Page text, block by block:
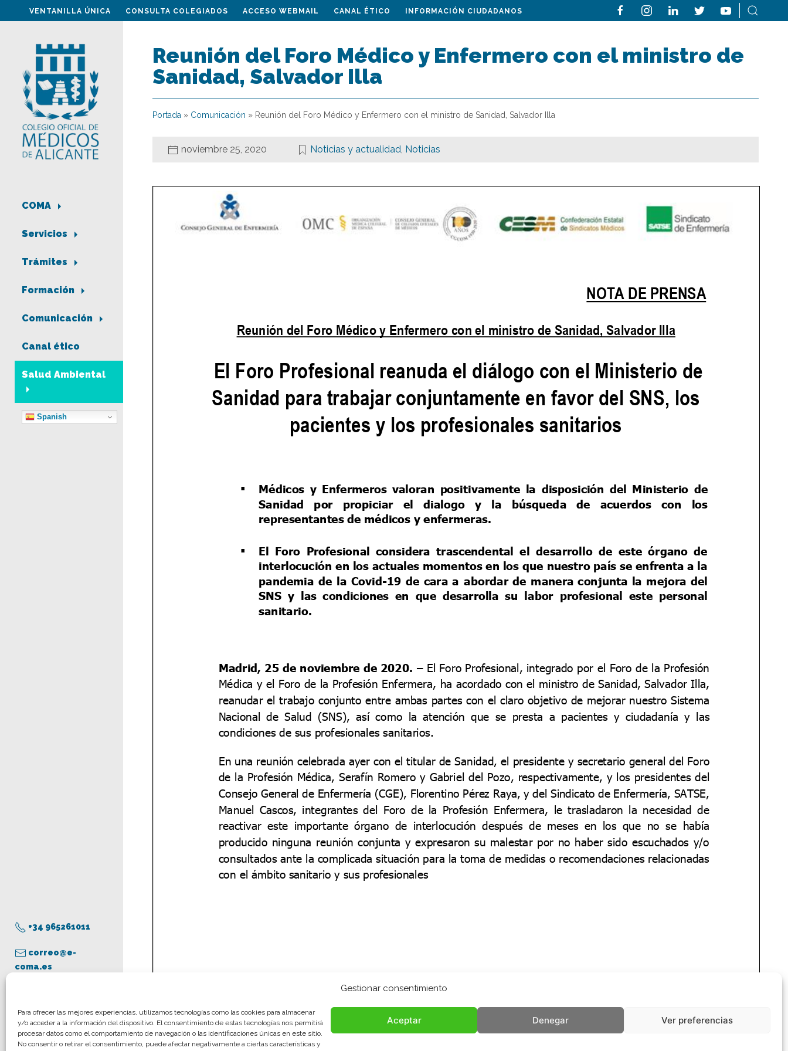
Gestionar consentimiento
Para ofrecer las mejores experiencias, utilizamos tecnologías como las cookies para almacenar
y/o acceder a la información del dispositivo. El consentimiento de estas tecnologías nos permitirá
procesar datos como el comportamiento de navegación o las identificaciones únicas en este sitio.
No consentir o retirar el consentimiento, puede afectar negativamente a ciertas características y
Aceptar Denegar Ver preferencias
VENTANILLA ÚNICA CONSULTA COLEGIADOS ACCESO WEBMAIL CANAL ÉTICO INFORMACIÓN CIUDADANOS
COMA
Servicios
Trámites
Formación
Comunicación
Canal ético
Salud Ambiental
Spanish
+34 965261011
correo@e-
coma.es
Aviso legal
Política de privacidad
Política de cookies
Reunión del Foro Médico y Enfermero con el ministro de
Sanidad, Salvador Illa
Portada » Comunicación » Reunión del Foro Médico y Enfermero con el ministro de Sanidad, Salvador Illa
noviembre 25, 2020 Noticias y actualidad, Noticias